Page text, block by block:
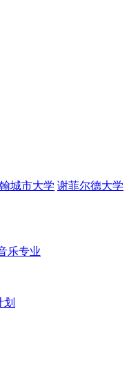
城市大学 谢菲尔德大学
乐专业
划